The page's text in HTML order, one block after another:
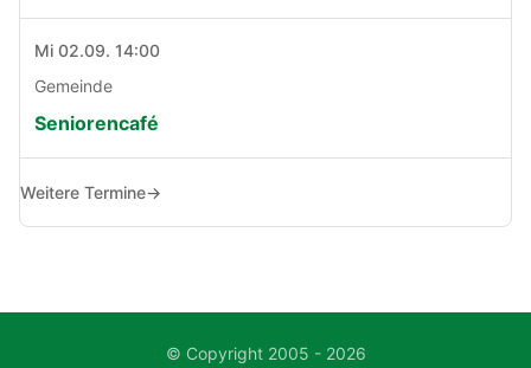
Mi 02.09. 14:00
Gemeinde
Seniorencafé
Weitere Termine→
© Copyright 2005 - 2026